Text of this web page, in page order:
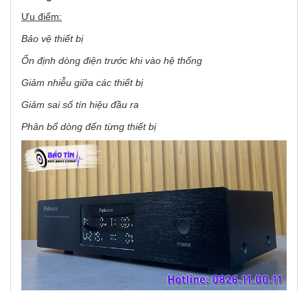
Ưu điểm:
Bảo vệ thiết bị
Ổn định dòng điện trước khi vào hệ thống
Giảm nhiễu giữa các thiết bị
Giảm sai số tín hiệu đầu ra
Phân bổ dòng đến từng thiết bị